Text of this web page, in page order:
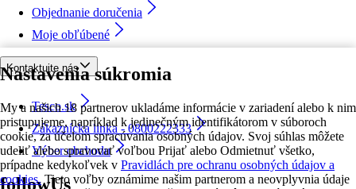
Nastavenia súkromia
My a našich 18 partnerov ukladáme informácie v zariadení alebo k nim
pristupujeme, napríklad k jedinečným identifikátorom v súboroch
cookie, za účelom spracúvania osobných údajov. Svoj súhlas môžete
udeliť alebo spravovať voľbou Prijať alebo Odmietnuť všetko,
prípadne kedykoľvek v Pravidlách pre ochranu osobných údajov a
cookies. Tieto voľby oznámime našim partnerom a neovplyvnia údaje
Objednanie doručenia
Moje obľúbené
Kontaktujte nás
Tesco.sk
Zákaznícka linka - 0800222333
Výber obchodu
followUs